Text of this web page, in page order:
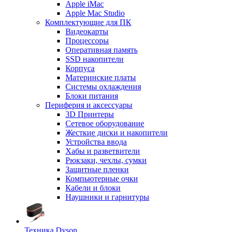
Apple iMac
Apple Mac Studio
Комплектующие для ПК
Видеокарты
Процессоры
Оперативная память
SSD накопители
Корпуса
Материнские платы
Системы охлаждения
Блоки питания
Периферия и аксессуары
3D Принтеры
Сетевое оборудование
Жесткие диски и накопители
Устройства ввода
Хабы и разветвители
Рюкзаки, чехлы, сумки
Защитные пленки
Компьютерные очки
Кабели и блоки
Наушники и гарнитуры
Техника Dyson